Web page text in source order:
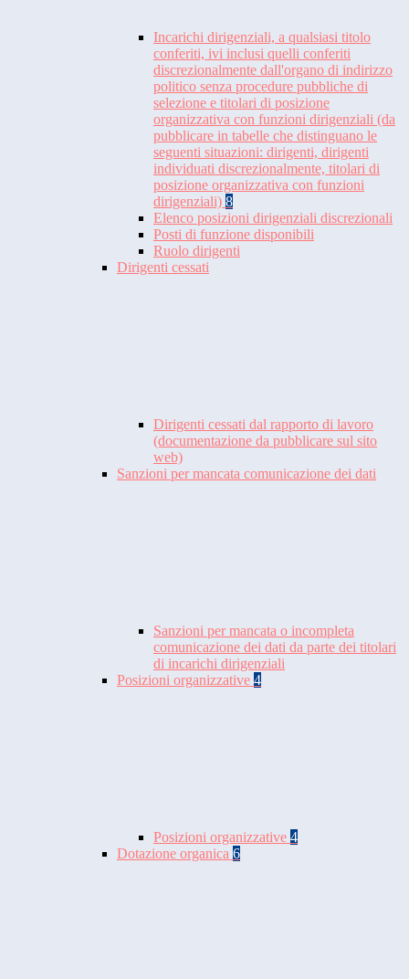
Incarichi dirigenziali, a qualsiasi titolo
conferiti, ivi inclusi quelli conferiti
discrezionalmente dall'organo di indirizzo
politico senza procedure pubbliche di
selezione e titolari di posizione
organizzativa con funzioni dirigenziali (da
pubblicare in tabelle che distinguano le
seguenti situazioni: dirigenti, dirigenti
individuati discrezionalmente, titolari di
posizione organizzativa con funzioni
dirigenziali) 8
Elenco posizioni dirigenziali discrezionali
Posti di funzione disponibili
Ruolo dirigenti
Dirigenti cessati
Dirigenti cessati dal rapporto di lavoro
(documentazione da pubblicare sul sito
web)
Sanzioni per mancata comunicazione dei dati
Sanzioni per mancata o incompleta
comunicazione dei dati da parte dei titolari
di incarichi dirigenziali
Posizioni organizzative 4
Posizioni organizzative 4
Dotazione organica 6